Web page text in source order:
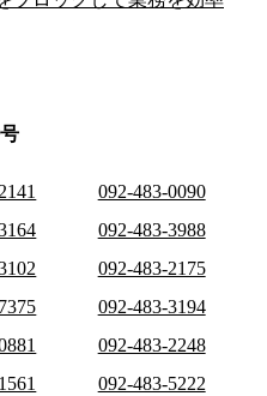
092-483-0090
092-483-3988
092-483-2175
092-483-3194
092-483-2248
092-483-5222